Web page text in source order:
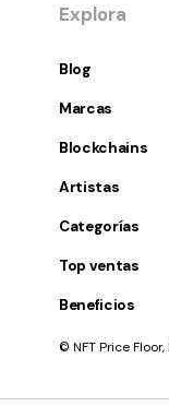
Explora
Blog
Marcas
Blockchains
Artistas
Categorías
Top ventas
Beneficios
© NFT Price